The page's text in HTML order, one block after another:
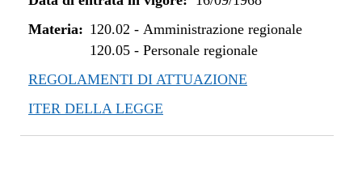
Materia: 120.02 - Amministrazione regionale
120.05- Personale regionale
REGOLAMENTI DI ATTUAZIONE
ITER DELLA LEGGE